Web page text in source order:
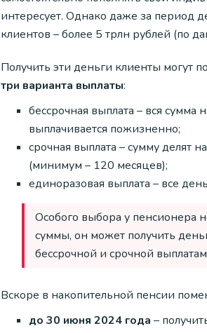
интересует. Однако даже за период
клиентов – более 5 трлн рублей (по
Получить эти деньги клиенты могут
три варианта выплаты:
бессрочная выплата – вся сумма
выплачивается пожизненно;
срочная выплата – сумму делят
(минимум – 120 месяцев);
единоразовая выплата – все
Особого выбора у пенсионера
суммы, он может получить
бессрочной и срочной
Вскоре в накопительной пенсии
до 30 июня 2024 года –